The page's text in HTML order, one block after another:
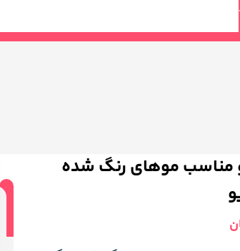
موهای رنگ شده